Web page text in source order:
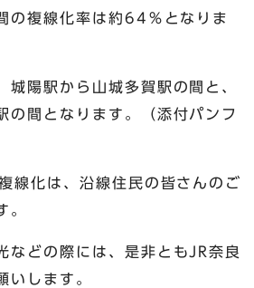
の複線化率は約64％となりま
城陽駅から山城多賀駅の間と、
の間となります。（添付パンフ
線化は、沿線住民の皆さんのご
。
などの際には、是非ともJR奈良
いします。